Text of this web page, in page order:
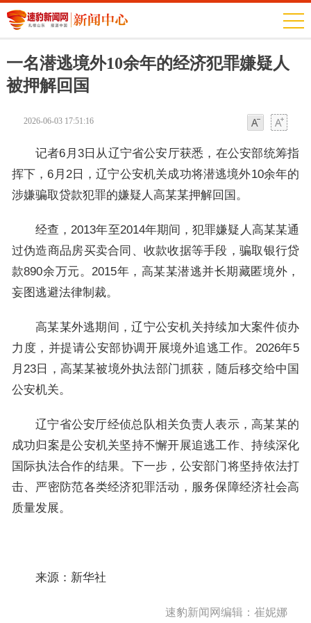
一名潜逃境外10余年的经济犯罪嫌疑人
被押解回国
2026-06-03 17:51:16
记者6月3日从辽宁省公安厅获悉，在公安部统筹指
挥下，6月2日，辽宁公安机关成功将潜逃境外10余年的
涉嫌骗取贷款犯罪的嫌疑人高某某押解回国。
经查，2013年至2014年期间，犯罪嫌疑人高某某通
过伪造商品房买卖合同、收款收据等手段，骗取银行贷
款890余万元。2015年，高某某潜逃并长期藏匿境外，
妄图逃避法律制裁。
高某某外逃期间，辽宁公安机关持续加大案件侦办
力度，并提请公安部协调开展境外追逃工作。2026年5
月23日，高某某被境外执法部门抓获，随后移交给中国
公安机关。
辽宁省公安厅经侦总队相关负责人表示，高某某的
成功归案是公安机关坚持不懈开展追逃工作、持续深化
国际执法合作的结果。下一步，公安部门将坚持依法打
击、严密防范各类经济犯罪活动，服务保障经济社会高
质量发展。
来源：新华社
速豹新闻网编辑：崔妮娜